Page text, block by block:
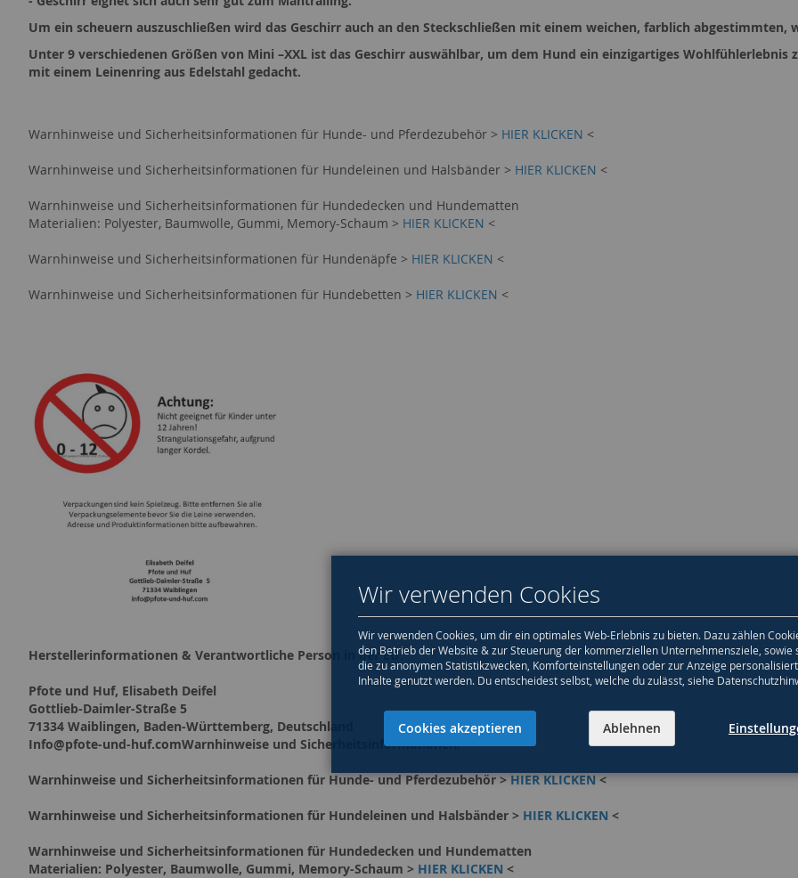
Um ein scheuern auszuschließen wird das Geschirr auch an den Steckschließen mit einem weichen, farblich
Unter 9 verschiedenen Größen von Mini –XXL ist das Geschirr auswählbar, um dem Hund ein einzigartiges
mit einem Leinenring aus Edelstahl gedacht.
Warnhinweise und Sicherheitsinformationen für Hunde- und Pferdezubehör > HIER KLICKEN <
Warnhinweise und Sicherheitsinformationen für Hundeleinen und Halsbänder > HIER KLICKEN <
Warnhinweise und Sicherheitsinformationen für Hundedecken und Hundematten
Materialien: Polyester, Baumwolle, Gummi, Memory-Schaum > HIER KLICKEN <
Warnhinweise und Sicherheitsinformationen für Hundenäpfe > HIER KLICKEN <
Warnhinweise und Sicherheitsinformationen für Hundebetten > HIER KLICKEN <
Herstellerinformationen & Verantwortliche Person in der EU:
Pfote und Huf, Elisabeth Deifel
Gottlieb-Daimler-Straße 5
71334 Waiblingen, Baden-Württemberg, Deutschland
Info@pfote-und-huf.comWarnhinweise und Sicherheitsinformationen:
Warnhinweise und Sicherheitsinformationen für Hunde- und Pferdezubehör >HIER KLICKEN<
Warnhinweise und Sicherheitsinformationen für Hundeleinen und Halsbänder > HIER KLICKEN <
Warnhinweise und Sicherheitsinformationen für Hundedecken und Hundematten
Materialien: Polyester, Baumwolle, Gummi, Memory-Schaum > HIER KLICKEN <
Wir verwenden Cookies
Wir verwenden Cookies, um dir ein optimales Web-Erlebnis zu bieten. Dazu zählen
den Betrieb der Website & zur Steuerung der kommerziellen Unternehmensziele, sowie
die zu anonymen Statistikzwecken, Komforteinstellungen oder zur Anzeige
Inhalte genutzt werden. Du entscheidest selbst, welche du zulässt, siehe
Cookies akzeptieren Ablehnen